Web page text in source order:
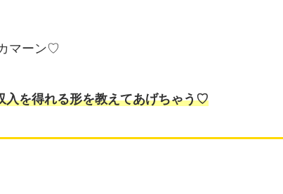
マーン♡
入を得れる形を教えてあげちゃう♡